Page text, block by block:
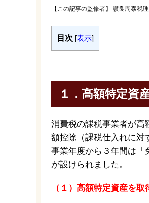
【この記事の監修者】 讃良周泰
目次 [表示]
１．高額特定資
消費税の課税事業者が高
額控除（課税仕入れに対
事業年度から３年間は「
が設けられました。
（１）高額特定資産を取